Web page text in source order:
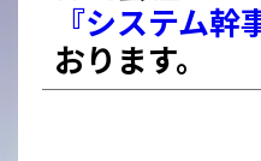
『システム幹
おります。